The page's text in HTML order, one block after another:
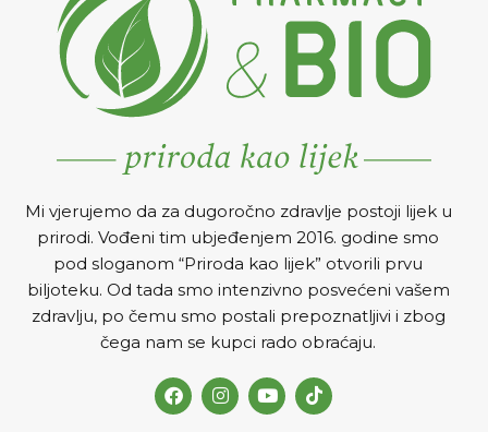
Mi vjerujemo da za dugoročno zdravlje postoji lijek u
prirodi. Vođeni tim ubjeđenjem 2016. godine smo
pod sloganom “Priroda kao lijek” otvorili prvu
biljoteku. Od tada smo intenzivno posvećeni vašem
zdravlju, po čemu smo postali prepoznatljivi i zbog
čega nam se kupci rado obraćaju.